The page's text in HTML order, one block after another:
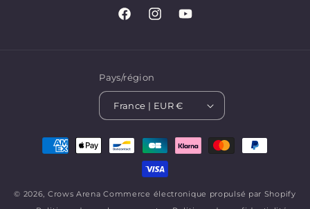
FacebookInstagramYouTube
Pays/région
France | EUR €
Moyens
© 2026, Crows Arena Commerce électronique propulsé par Shopify